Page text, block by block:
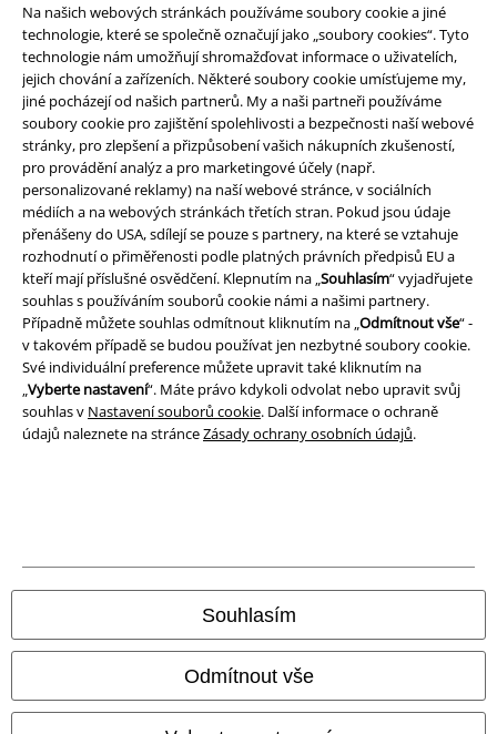
Na našich webových stránkách používáme soubory cookie a jiné
technologie, které se společně označují jako „soubory cookies“. Tyto
technologie nám umožňují shromažďovat informace o uživatelích,
jejich chování a zařízeních. Některé soubory cookie umísťujeme my,
jiné pocházejí od našich partnerů. My a naši partneři používáme
soubory cookie pro zajištění spolehlivosti a bezpečnosti naší webové
stránky, pro zlepšení a přizpůsobení vašich nákupních zkušeností,
pro provádění analýz a pro marketingové účely (např.
personalizované reklamy) na naší webové stránce, v sociálních
médiích a na webových stránkách třetích stran. Pokud jsou údaje
přenášeny do USA, sdílejí se pouze s partnery, na které se vztahuje
rozhodnutí o přiměřenosti podle platných právních předpisů EU a
kteří mají příslušné osvědčení. Klepnutím na „Souhlasím“ vyjadřujete
souhlas s používáním souborů cookie námi a našimi partnery.
Případně můžete souhlas odmítnout kliknutím na „Odmítnout vše“ -
v takovém případě se budou používat jen nezbytné soubory cookie.
Své individuální preference můžete upravit také kliknutím na
„Vyberte nastavení“. Máte právo kdykoli odvolat nebo upravit svůj
souhlas v Nastavení souborů cookie. Další informace o ochraně
údajů naleznete na stránceZásady ochrany osobních údajů.
Souhlasím
Odmítnout vše
Právní informace
Podmínky
Prohlášení
Ochrana osobních údajů
Likvidace odpadu a ochrana životního prostředí
Prohlášení o shodě
Informace o přístupnosti
Naše online obchody